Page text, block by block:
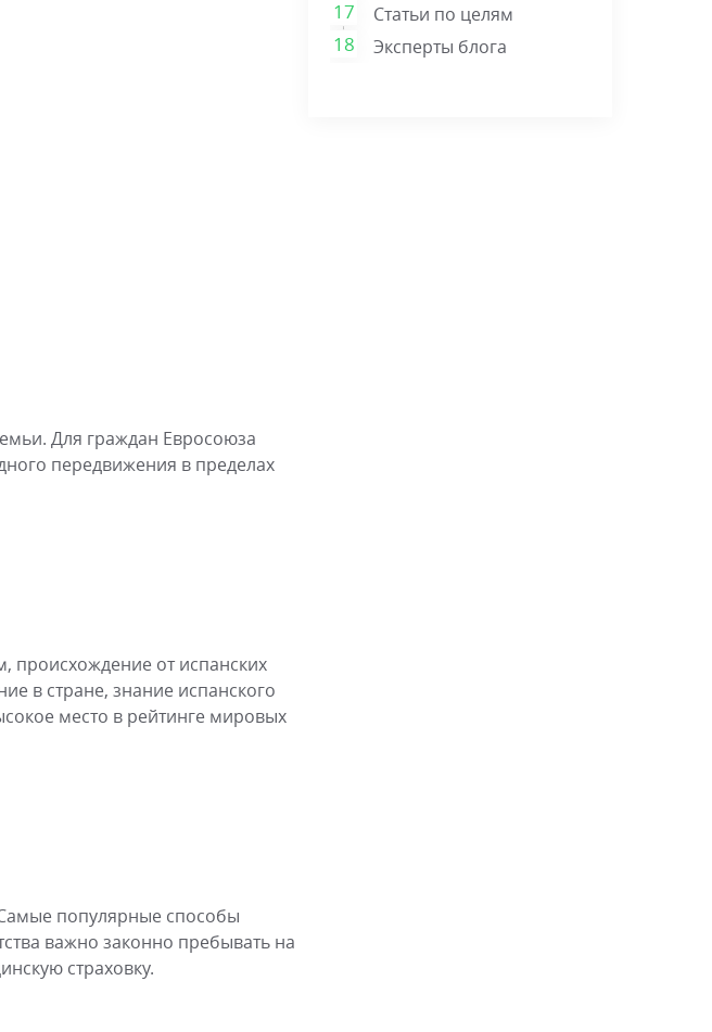
Статьи по целям
Эксперты блога
Для граждан Евросоюза
передвижения в пределах
происхождение от испанских
в стране, знание испанского
место в рейтинге мировых
популярные способы
важно законно пребывать на
страховку.